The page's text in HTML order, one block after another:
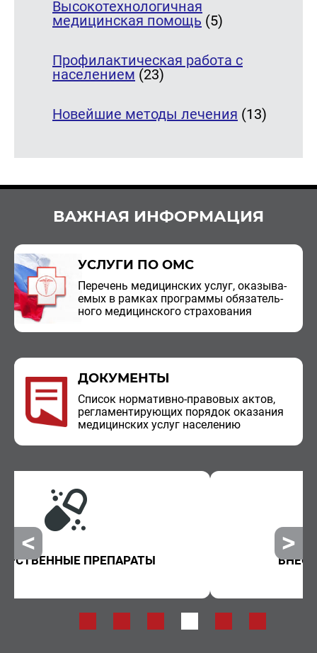
Высокотехнологичная
медицинская помощь (5)
Профилактическая работа с
населением (23)
Новейшие методы лечения (13)
ВАЖНАЯ ИНФОРМАЦИЯ
УСЛУГИ ПО ОМС
Пе­ре­чень ме­ди­цин­ских услуг, ока­зы­ва­
е­мых в рам­ках про­грам­мы обя­за­тель­
но­го ме­ди­цин­ско­го стра­хо­ва­ния
ДОКУМЕНТЫ
Спи­сок нор­ма­тив­но-пра­во­вых актов,
ре­гла­мен­ти­ру­ю­щих по­ря­док ока­за­ния
ме­ди­цин­ских услуг на­се­ле­нию
ВНЕОЧЕРЕДНАЯ ПОМОЩЬ